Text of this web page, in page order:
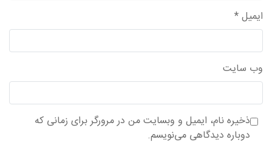
ایمیل*
وب‌ سایت
ذخیره نام، ایمیل و وبسایت من در مرورگر برای زمانی که
دوباره دیدگاهی می‌نویسم.